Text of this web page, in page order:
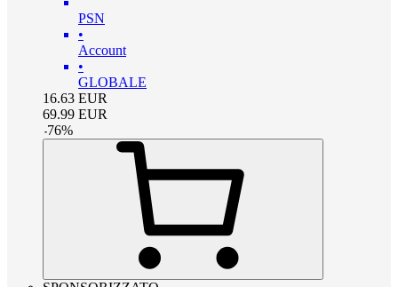
PSN
•
Account
•
GLOBALE
16.63 EUR
69.99 EUR
-76%